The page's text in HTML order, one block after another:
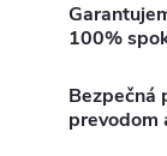
100%
Bezpečná
prevodom